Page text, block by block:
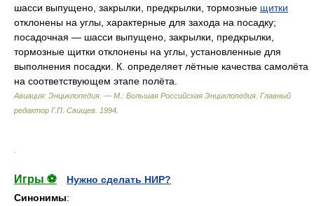
шасси выпущено, закрылки, предкрылки, тормозные щитки
отклонены на углы, характерные для захода на посадку;
посадочная — шасси выпущено, закрылки, предкрылки,
тормозные щитки отклонены на углы, установленные для
выполнения посадки. К. определяет лётные качества самолёта
на соответствующем этапе полёта.
Авиация: Энциклопедия. — М.: Большая Российская Энциклопедия Главный
редактор Г.П. Свищев 1994
Игры ⚽
Нужно сделать НИР?
Синонимы: